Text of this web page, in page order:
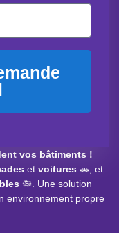
vos bâtiments !
et voitures 🚗, et
🦠. Une solution
environnement propre